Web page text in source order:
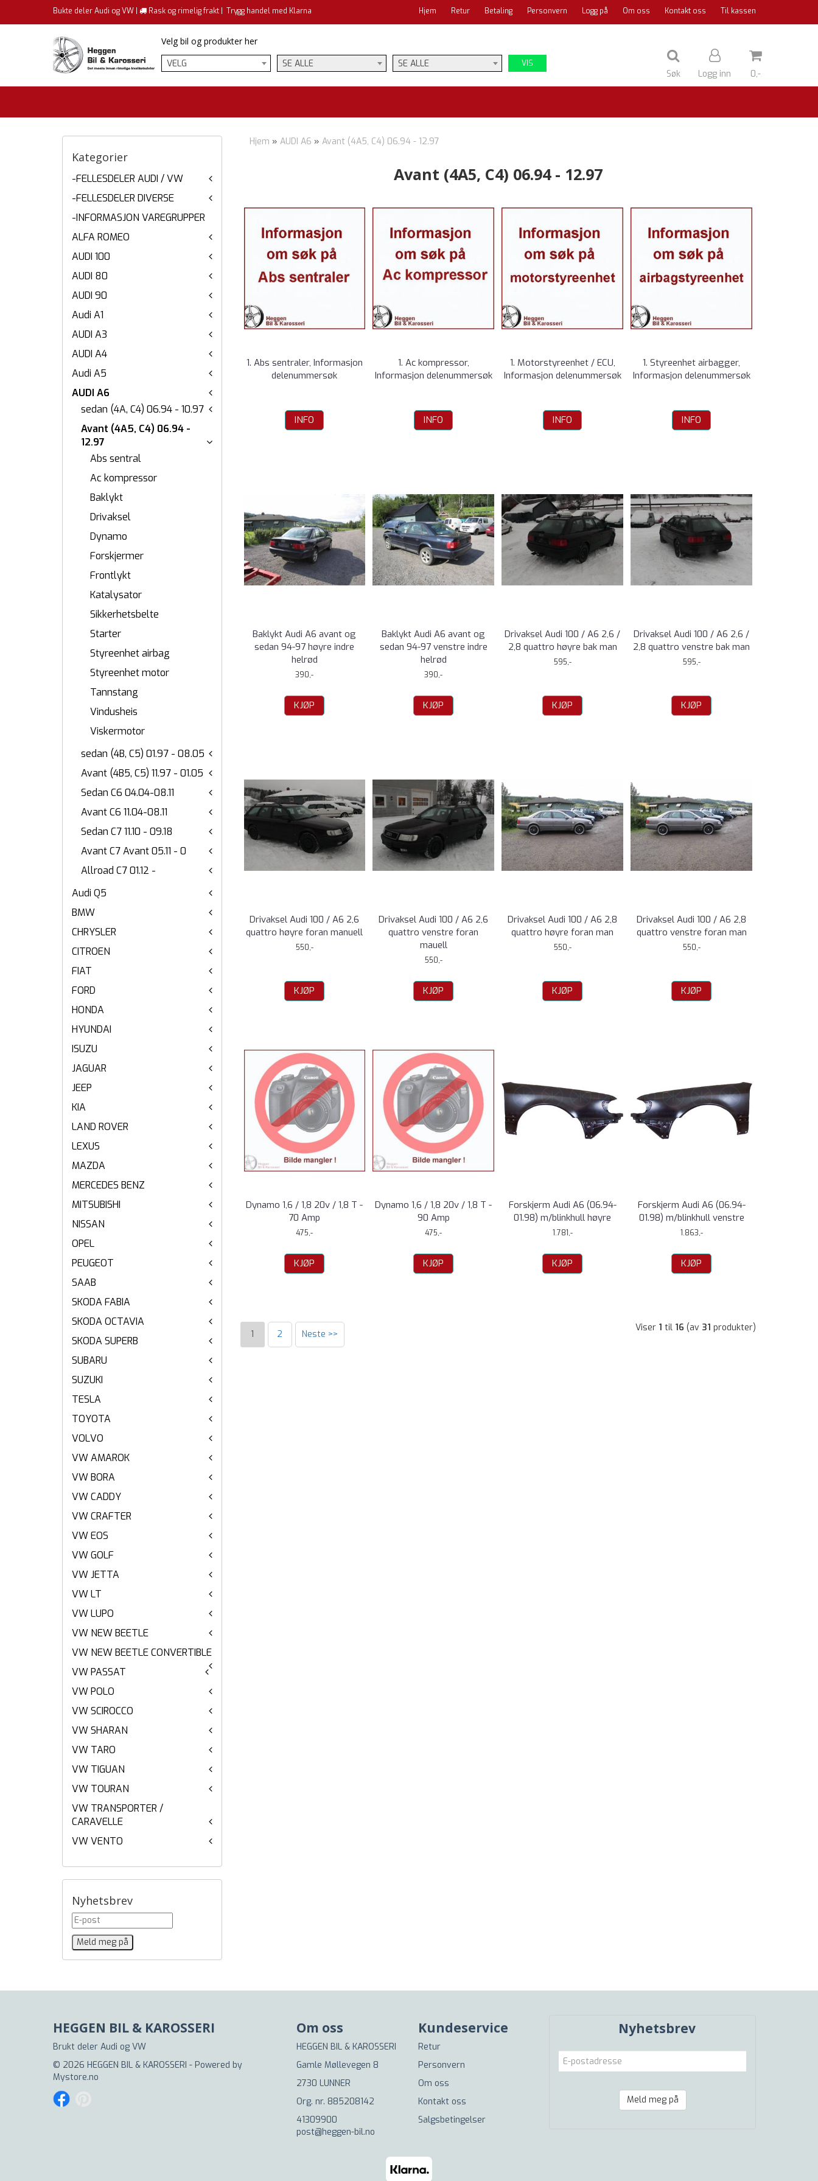
Bukte deler Audi og VW | Rask og rimelig frakt | Trygg handel med Klarna Hjem Retur Betaling Personvern Logg på Om oss Kontakt oss Til kassen
Velg bil og produkter her
VELG
SE ALLE SE ALLE VIS
Søk Logg inn 0,-
Kategorier
-FELLESDELER AUDI / VW
-FELLESDELER DIVERSE
-INFORMASJON VAREGRUPPER
ALFA ROMEO
AUDI 100
AUDI 80
AUDI 90
Audi A1
AUDI A3
AUDI A4
Audi A5
AUDI A6
sedan (4A, C4) 06.94 - 10.97
Avant (4A5, C4) 06.94 -
12.97
Abs sentral
Ac kompressor
Baklykt
Drivaksel
Dynamo
Forskjermer
Frontlykt
Katalysator
Sikkerhetsbelte
Starter
Styreenhet airbag
Styreenhet motor
Tannstang
Vindusheis
Viskermotor
sedan (4B, C5) 01.97 - 08.05
Avant (4B5, C5) 11.97 - 01.05
Sedan C6 04.04-08.11
Avant C6 11.04-08.11
Sedan C7 11.10 - 09.18
Avant C7 Avant 05.11 - 0
Allroad C7 01.12 -
Audi Q5
BMW
CHRYSLER
CITROEN
FIAT
FORD
HONDA
HYUNDAI
ISUZU
JAGUAR
JEEP
KIA
LAND ROVER
LEXUS
MAZDA
MERCEDES BENZ
MITSUBISHI
NISSAN
OPEL
PEUGEOT
SAAB
SKODA FABIA
SKODA OCTAVIA
SKODA SUPERB
SUBARU
SUZUKI
TESLA
TOYOTA
VOLVO
VW AMAROK
VW BORA
VW CADDY
VW CRAFTER
VW EOS
VW GOLF
VW JETTA
VW LT
VW LUPO
VW NEW BEETLE
VW NEW BEETLE CONVERTIBLE
VW PASSAT
VW POLO
VW SCIROCCO
VW SHARAN
VW TARO
VW TIGUAN
VW TOURAN
VW TRANSPORTER /
CARAVELLE
VW VENTO
Nyhetsbrev
Hjem » AUDI A6 » Avant (4A5, C4) 06.94 - 12.97
Avant (4A5, C4) 06.94 - 12.97
1. Abs sentraler, Informasjon
delenummersøk
INFO
1. Ac kompressor,
Informasjon delenummersøk
INFO
1. Motorstyreenhet / ECU,
Informasjon delenummersøk
INFO
1. Styreenhet airbagger,
Informasjon delenummersøk
INFO
Baklykt Audi A6 avant og
sedan 94-97 høyre indre
helrød
390,-
KJØP
Baklykt Audi A6 avant og
sedan 94-97 venstre indre
helrød
390,-
KJØP
Drivaksel Audi 100 / A6 2,6 /
2,8 quattro høyre bak man
595,-
KJØP
Drivaksel Audi 100 / A6 2,6 /
2,8 quattro venstre bak man
595,-
KJØP
Drivaksel Audi 100 / A6 2,6
quattro høyre foran manuell
550,-
KJØP
Drivaksel Audi 100 / A6 2,6
quattro venstre foran
mauell
550,-
KJØP
Drivaksel Audi 100 / A6 2,8
quattro høyre foran man
550,-
KJØP
Drivaksel Audi 100 / A6 2,8
quattro venstre foran man
550,-
KJØP
Dynamo 1,6 / 1,8 20v / 1,8 T -
70 Amp
475,-
KJØP
Dynamo 1,6 / 1,8 20v / 1,8 T -
90 Amp
475,-
KJØP
Forskjerm Audi A6 (06.94-
01.98) m/blinkhull høyre
1.781,-
KJØP
Forskjerm Audi A6 (06.94-
01.98) m/blinkhull venstre
1.863,-
KJØP
1 2 Neste >>
Viser 1 til 16 (av 31 produkter)
HEGGEN BIL & KAROSSERI
Brukt deler Audi og VW
© 2026 HEGGEN BIL & KAROSSERI - Powered by
Mystore.no
Om oss
HEGGEN BIL & KAROSSERI
Gamle Møllevegen 8
2730 LUNNER
Org. nr. 885208142
41309900
post@heggen-bil.no
Kundeservice
Retur
Personvern
Om oss
Kontakt oss
Salgsbetingelser
Nyhetsbrev
Meld meg på